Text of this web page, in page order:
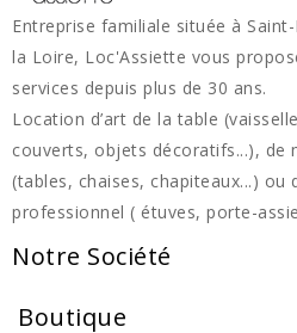
Entreprise familiale située à
la Loire, Loc'Assiette vous
services depuis plus de 30 ans.
Location d’art de la table
couverts, objets décoratifs...), de
(tables, chaises, chapiteaux...) ou
professionnel ( étuves, porte-
Notre Société
Boutique